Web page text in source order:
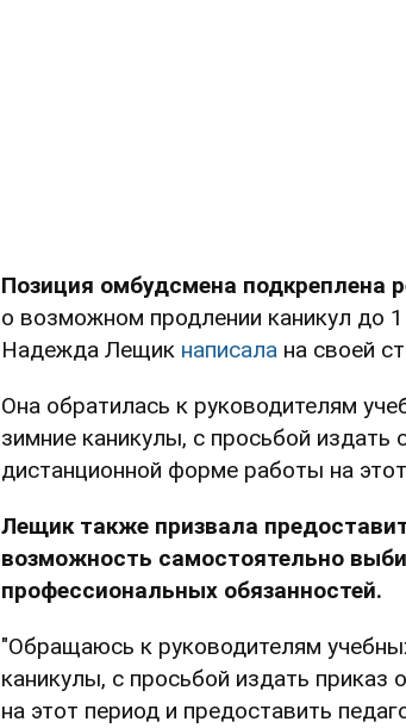
Позиция омбудсмена подкреплена
о возможном продлении каникул до
Надежда Лещик написала на своей
Она обратилась к руководителям
зимние каникулы, с просьбой
дистанционной форме работы на
Лещик также призвала
возможность самостоятельно
профессиональных обязанностей.
"Обращаюсь к руководителям
каникулы, с просьбой издать
на этот период и предоставить